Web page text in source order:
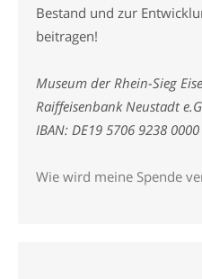
Bestand und zur
beitragen!
Museum der Rhein-Sieg
Raiffeisenbank Neustadt
IBAN: DE19 5706 9238
Wie wird meine Spende